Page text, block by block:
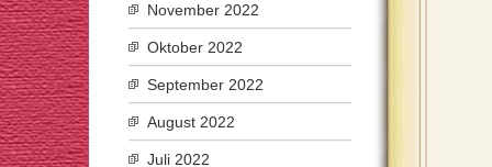
November 2022
Oktober 2022
September 2022
August 2022
Juli 2022